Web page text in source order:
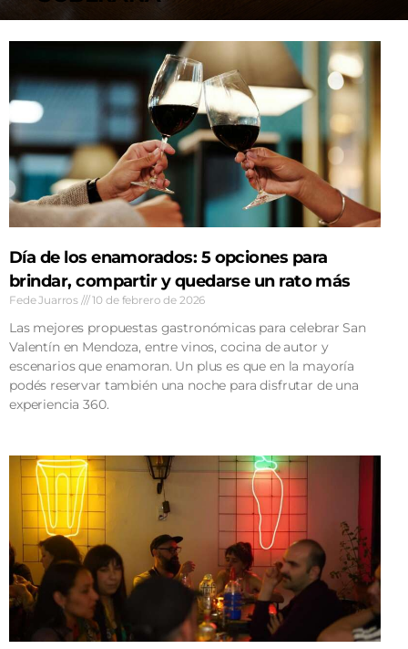
AGENDA
Día de los enamorados: 5 opciones para
brindar, compartir y quedarse un rato más
Fede Juarros 10 de febrero de 2026
Las mejores propuestas gastronómicas para celebrar San
Valentín en Mendoza, entre vinos, cocina de autor y
escenarios que enamoran. Un plus es que en la mayoría
podés reservar también una noche para disfrutar de una
experiencia 360.